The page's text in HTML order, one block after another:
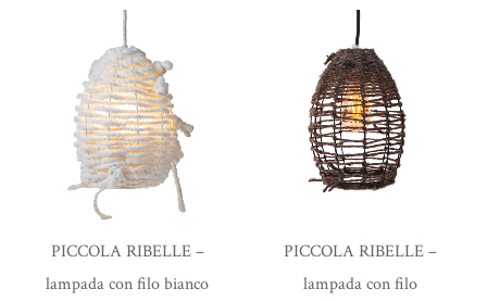
RIBELLE – lampada con filo
grigio”
Il tuo indirizzo email non sarà pubblicato.I
campi obbligatori sono contrassegnati*
La tua valutazione
La tua recensione
PICCOLA RIBELLE –
lampada con filo bianco
PICCOLA RIBELLE –
lampada con filo